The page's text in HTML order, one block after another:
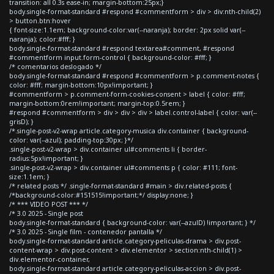
transition: all 0.3s ease-in; margin-bottom:25px;}
body.single-format-standard #respond #commentform > div > div:nth-child(2)
> button.btn:hover
{ font-size:1.1em; background-color:var(--naranja); border: 2px solid var(--
naranja); color:#fff; }
body.single-format-standard #respond textarea#comment, #respond
#commentform input.form-control { background-color: #fff; }
/* comentarios deslogado */
body.single-format-standard #respond #commentform > p.comment-notes {
color: #fff; margin-bottom:10px!important; }
#commentform > p.comment-form-cookies-consent > label { color: #fff;
margin-bottom:0rem!important; margin-top:0.5rem; }
#respond #commentform > div > div > div > label.control-label { color: var(--
grisD); }
/*.single-post-v2-wrap article.category-musica div.container { background-
color: var(--azul); padding-top:30px; }*/
.single-post-v2-wrap > div.container ul#comments li { border-
radius:5px!important; }
.single-post-v2-wrap > div.container ul#comments p { color: #111; font-
size:1.1em; }
/* related posts */ .single-format-standard #main > div.related-posts {
/*background-color:#151515!important;*/ display:none; }
/* *** VIDEO POST *** */
/* 3.0 2025 - Single post
body.single-format-standard { background-color: var(--azulD) !important; } */
/* 3.0 2025 - Single film - contenedor pantalla */
body.single-format-standard article.category-peliculas-drama > div.post-
content-wrap > div.post-content > div.elementor > section:nth-child(1) >
div.elementor-container,
body.single-format-standard article.category-peliculas-accion > div.post-